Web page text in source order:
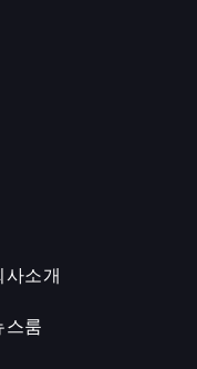
사소개
스룸